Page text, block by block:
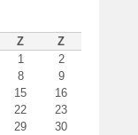
Z
Z
1
2
8
9
15
16
22
23
29
30